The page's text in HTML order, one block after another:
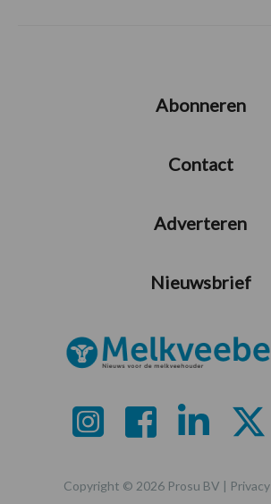
Abonneren
Contact
Adverteren
Nieuwsbrief
Copyright © 2026 Prosu BV | Privacy